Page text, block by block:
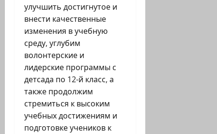
улучшить достигнутое и
внести качественные
изменения в учебную
среду, углубим
волонтерские и
лидерские программы с
детсада по 12-й класс, а
также продолжим
стремиться к высоким
учебных достижениям и
подготовке учеников к